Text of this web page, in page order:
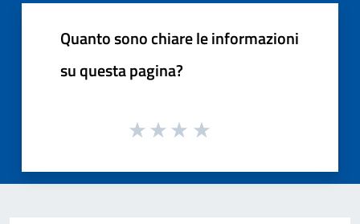
Quanto sono chiare le informazioni
su questa pagina?